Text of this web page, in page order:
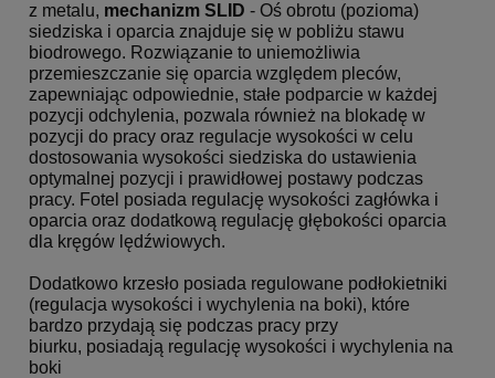
z metalu, mechanizm SLID - Oś obrotu (pozioma)
siedziska i oparcia znajduje się w pobliżu stawu
biodrowego. Rozwiązanie to uniemożliwia
przemieszczanie się oparcia względem pleców,
zapewniając odpowiednie, stałe podparcie w każdej
pozycji odchylenia, pozwala również na blokadę w
pozycji do pracy oraz regulacje wysokości w celu
dostosowania wysokości siedziska do ustawienia
optymalnej pozycji i prawidłowej postawy podczas
pracy. Fotel posiada regulację wysokości zagłówka i
oparcia oraz dodatkową regulację głębokości oparcia
dla kręgów lędźwiowych.
Dodatkowo krzesło posiada regulowane podłokietniki
(regulacja wysokości i wychylenia na boki), które
bardzo przydają się podczas pracy przy
biurku, posiadają regulację wysokości i wychylenia na
boki